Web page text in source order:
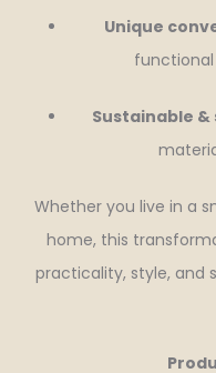
Unique
Sustainable &
Whether you live in a
home, this
practicality, style, and